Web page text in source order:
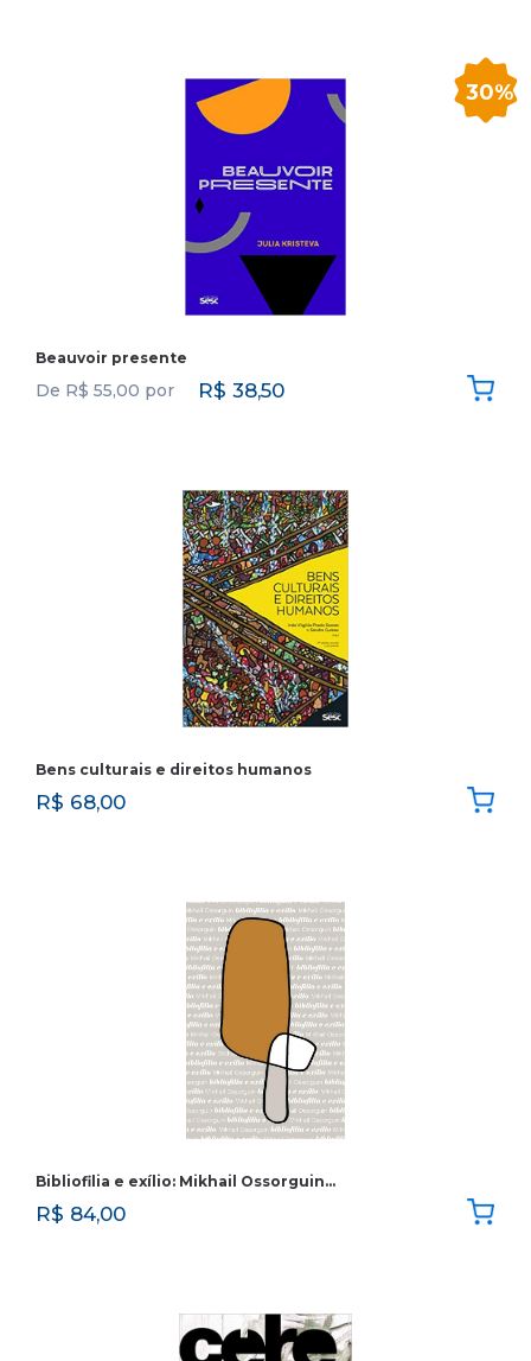
30%
Beauvoir presente
De R$ 55,00 por R$ 38,50
Bens culturais e direitos humanos
R$ 68,00
Bibliofilia e exílio: Mikhail Ossorguin…
R$ 84,00